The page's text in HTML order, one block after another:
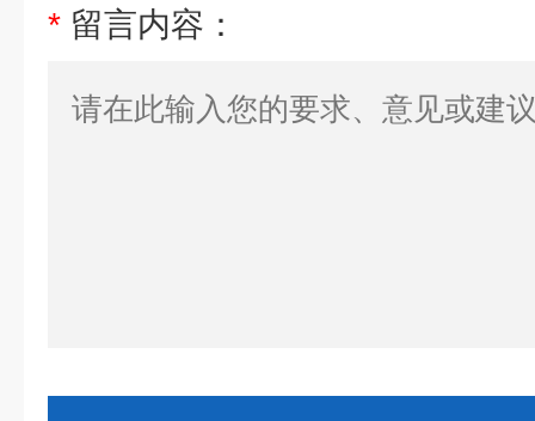
* 留言内容：